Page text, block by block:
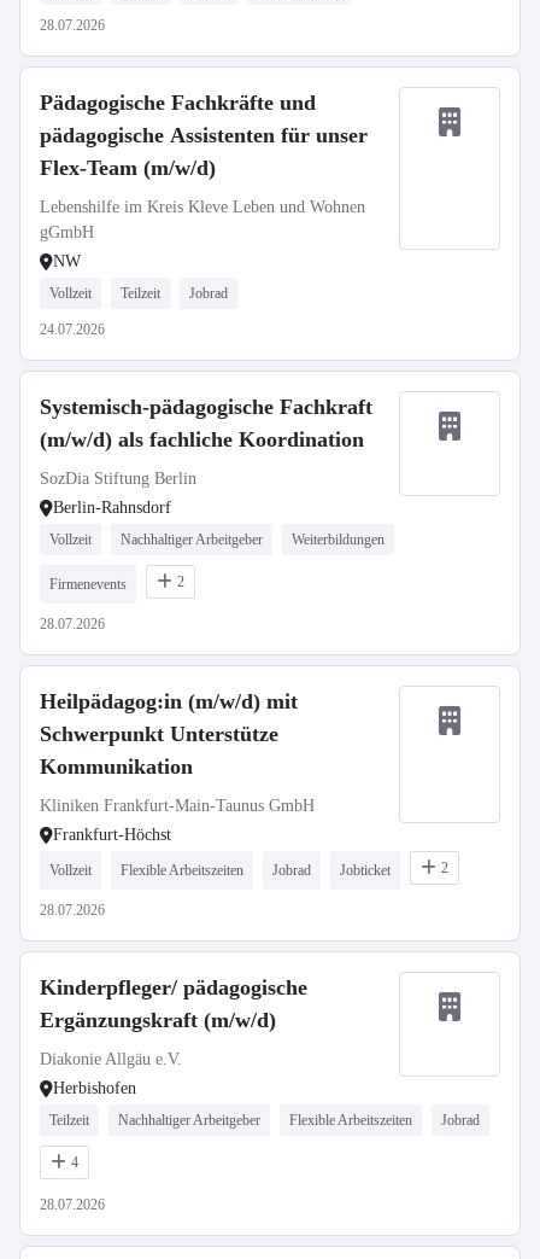
28.07.2026
Pädagogische Fachkräfte und
pädagogische Assistenten für unser
Flex-Team (m/w/d)
Lebenshilfe im Kreis Kleve Leben und Wohnen
gGmbH
NW
Vollzeit Teilzeit Jobrad
24.07.2026
Systemisch-pädagogische Fachkraft
(m/w/d) als fachliche Koordination
SozDia Stiftung Berlin
Berlin-Rahnsdorf
Vollzeit Nachhaltiger Arbeitgeber Weiterbildungen
Firmenevents 2
28.07.2026
Heilpädagog:in (m/w/d) mit
Schwerpunkt Unterstütze
Kommunikation
Kliniken Frankfurt-Main-Taunus GmbH
Frankfurt-Höchst
Vollzeit Flexible Arbeitszeiten Jobrad Jobticket 2
28.07.2026
Kinderpfleger/ pädagogische
Ergänzungskraft (m/w/d)
Diakonie Allgäu e.V.
Herbishofen
Teilzeit Nachhaltiger Arbeitgeber Flexible Arbeitszeiten Jobrad
4
28.07.2026